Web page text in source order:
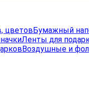
цветовБумажный
Ленты для
Воздушные и